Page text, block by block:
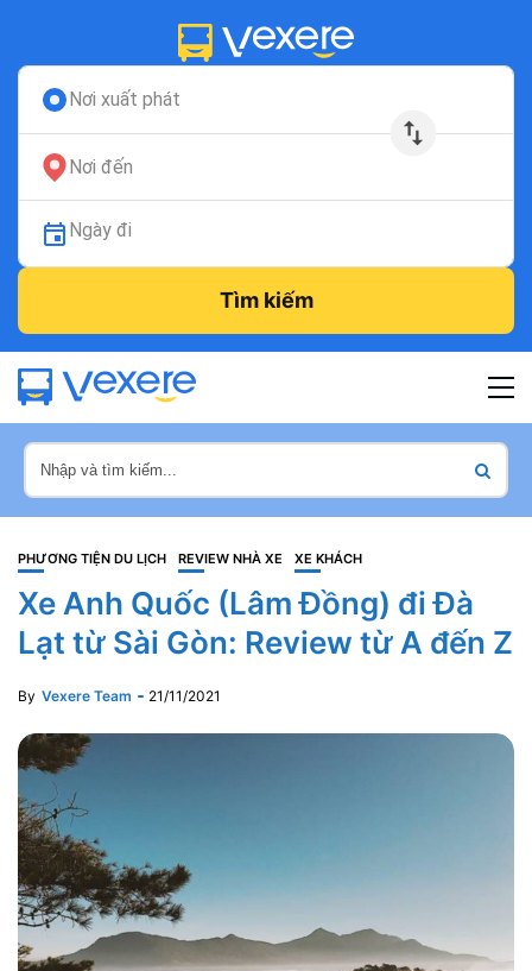
Nơi xuất phát
Nơi đến
Ngày đi
Tìm kiếm
PHƯƠNG TIỆN DU LỊCH REVIEW NHÀ XE XE KHÁCH
Xe Anh Quốc (Lâm Đồng) đi Đà
Lạt từ Sài Gòn: Review từ A đến Z
By Vexere Team 21/11/2021